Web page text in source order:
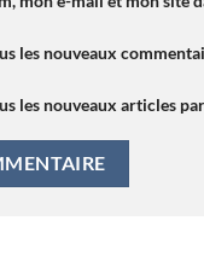
les nouveaux
les nouveaux articles